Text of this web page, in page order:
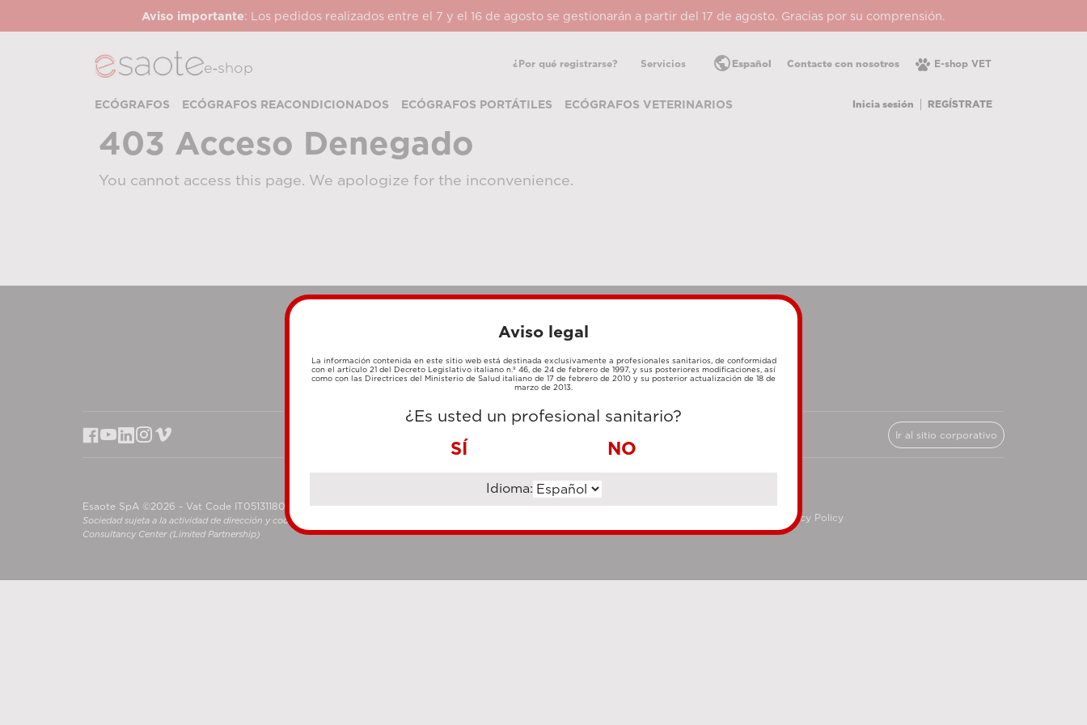
Aviso importante: Los pedidos realizados entre el 7 y el 16 de agosto se gestionarán a partir del 17 de agosto. Gracias por su comprensión.
e‑shop ¿Por qué registrarse? Servicios E-shop VET
Contacte con nosotros
public Español
ECÓGRAFOS ECÓGRAFOS REACONDICIONADOS ECÓGRAFOS PORTÁTILES ECÓGRAFOS VETERINARIOS Inicia sesión REGÍSTRATE
403 Acceso Denegado
You cannot access this page. We apologize for the inconvenience.
TARJETA
DE
TRANSFERENCIA
BANCARIA
Ir al sitio corporativo
Esaote SpA ©2026 - Vat Code IT05131180969
Sociedad sujeta a la actividad de dirección y coordinación de Shanghai Luzi Enterprise Management
Consultancy Center (Limited Partnership)
Privacy Policy
Aviso legal
La información contenida en este sitio web está destinada exclusivamente a profesionales sanitarios, de conformidad
con el artículo 21 del Decreto Legislativo italiano n.º 46, de 24 de febrero de 1997, y sus posteriores modificaciones, así
como con las Directrices del Ministerio de Salud italiano de 17 de febrero de 2010 y su posterior actualización de 18 de
marzo de 2013.
¿Es usted un profesional sanitario?
SÍ NO
Idioma: